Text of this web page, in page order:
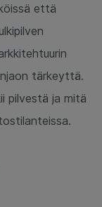
että
tärkeyttä.
pilvestä ja mitä